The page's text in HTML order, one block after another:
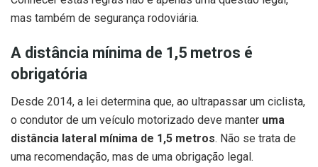
mas também de segurança rodoviária.
A distância mínima de 1,5 metros é
obrigatória
Desde 2014, a lei determina que, ao ultrapassar um ciclista,
o condutor de um veículo motorizado deve manter uma
distância lateral mínima de 1,5 metros. Não se trata de
uma recomendação, mas de uma obrigação legal.